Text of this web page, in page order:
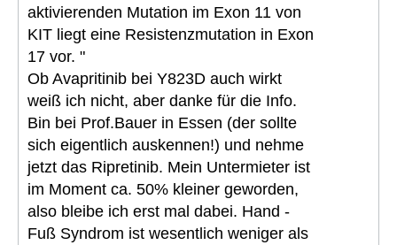
aktivierenden Mutation im Exon 11 von
KIT liegt eine Resistenzmutation in Exon
17 vor. "
Ob Avapritinib bei Y823D auch wirkt
weiß ich nicht, aber danke für die Info.
Bin bei Prof.Bauer in Essen (der sollte
sich eigentlich auskennen!) und nehme
jetzt das Ripretinib. Mein Untermieter ist
im Moment ca. 50% kleiner geworden,
also bleibe ich erst mal dabei. Hand -
Fuß Syndrom ist wesentlich weniger als